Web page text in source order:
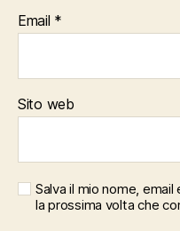
Email *
Sito web
Salva il mio nome,
la prossima volta che